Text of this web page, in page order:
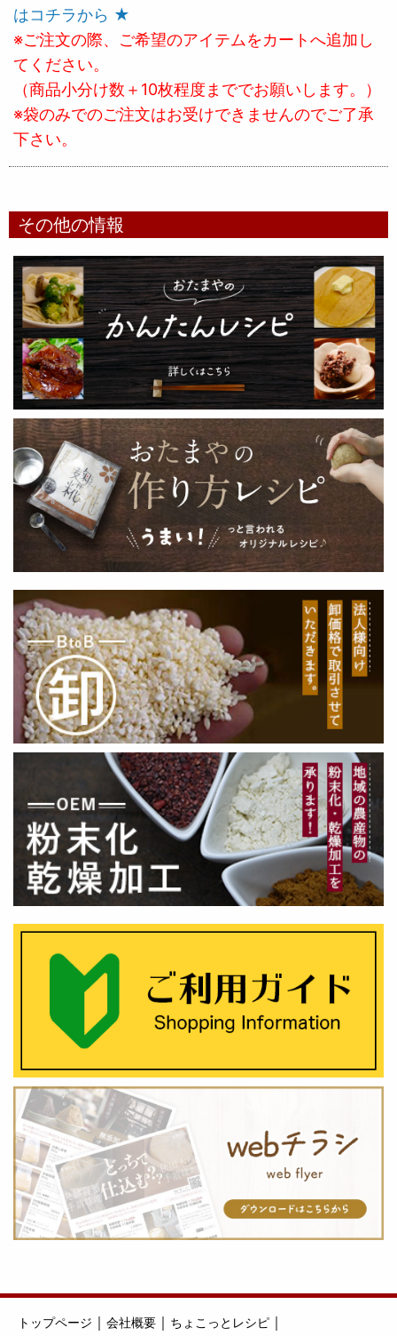
はコチラから ★
※ご注文の際、ご希望のアイテムをカートへ追加し
てください。
（商品小分け数＋10枚程度まででお願いします。）
※袋のみでのご注文はお受けできませんのでご了承
下さい。
その他の情報
トップページ ｜ 会社概要 ｜ ちょこっとレシピ ｜